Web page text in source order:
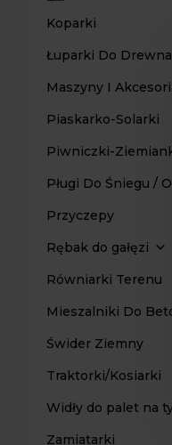
Koparki
Łuparki Do Drewna
Maszyny I
Piaskarko-Solarki
Piwniczki-
Pługi Do Śniegu /
Przyczepy
Rębak do gałęzi
Równiarki Terenu
Mieszalniki Do
Świder Ziemny
Traktorki/Kosiarki
Widły do palet na
Zamiatarki